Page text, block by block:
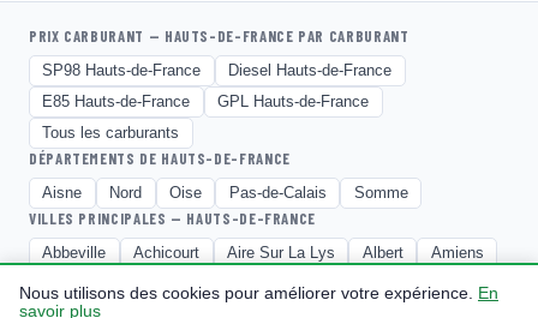
Nous utilisons des cookies pour améliorer votre expérience.
En
savoir plus
PRIX CARBURANT — HAUTS-DE-FRANCE PAR CARBURANT
SP98 Hauts-de-France
Diesel Hauts-de-France
E85 Hauts-de-France
GPL Hauts-de-France
Tous les carburants
DÉPARTEMENTS DE HAUTS-DE-FRANCE
Aisne Nord Oise Pas-de-Calais Somme
VILLES PRINCIPALES — HAUTS-DE-FRANCE
Abbeville Achicourt Aire Sur La Lys Albert
Amiens
Anzin
Armentieres
Arras